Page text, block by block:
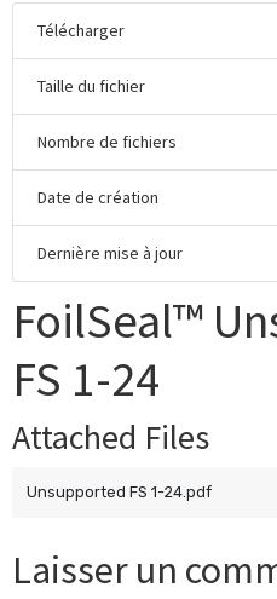
Télécharger
Taille du fichier
Nombre de fichiers
Date de création
Dernière mise à jour
FoilSeal™
FS 1-24
Attached Files
Unsupported FS 1-24.pdf
Laisser un